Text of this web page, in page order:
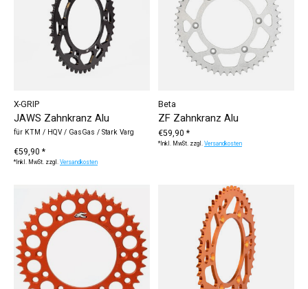
X-GRIP
JAWS Zahnkranz Alu
für KTM / HQV / GasGas / Stark Varg
€59,90 *
*Inkl. MwSt. zzgl.Versandkosten
Beta
ZF Zahnkranz Alu
€59,90 *
*Inkl. MwSt. zzgl.Versandkosten